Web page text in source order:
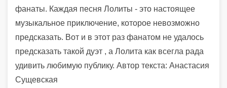
фанаты. Каждая песня Лолиты - это настоящее
музыкальное приключение, которое невозможно
предсказать. Вот и в этот раз фанатом не удалось
предсказать такой дуэт , а Лолита как всегла рада
удивить любимую публику. Автор текста: Анастасия
Сущевская